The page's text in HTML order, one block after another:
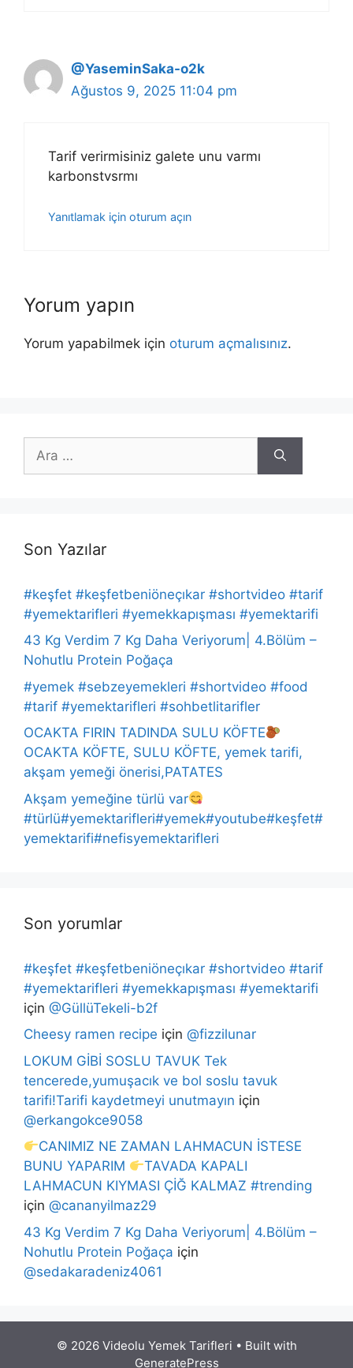
@YaseminSaka-o2k
Ağustos 9, 2025 11:04 pm
Tarif verirmisiniz galete unu varmı
karbonstvsrmı
Yanıtlamak için oturum açın
Yorum yapın
Yorum yapabilmek için oturum açmalısınız.
ara
Son Yazılar
#keşfet #keşfetbeniöneçıkar #shortvideo #tarif
#yemektarifleri #yemekkapışması #yemektarifi
43 Kg Verdim 7 Kg Daha Veriyorum| 4.Bölüm –
Nohutlu Protein Poğaça
#yemek #sebzeyemekleri #shortvideo #food
#tarif #yemektarifleri #sohbetlitarifler
OCAKTA FIRIN TADINDA SULU KÖFTE
OCAKTA KÖFTE, SULU KÖFTE, yemek tarifi,
akşam yemeği önerisi,PATATES
Akşam yemeğine türlü var
#türlü#yemektarifleri#yemek#youtube#keşfet#
yemektarifi#nefisyemektarifleri
Son yorumlar
#keşfet #keşfetbeniöneçıkar #shortvideo #tarif
#yemektarifleri #yemekkapışması #yemektarifi
için @GüllüTekeli-b2f
Cheesy ramen recipe için @fizzilunar
LOKUM GİBİ SOSLU TAVUK Tek
tencerede,yumuşacık ve bol soslu tavuk
tarifi!Tarifi kaydetmeyi unutmayın için
@erkangokce9058
CANIMIZ NE ZAMAN LAHMACUN İSTESE
BUNU YAPARIM
TAVADA KAPALI
LAHMACUN KIYMASI ÇİĞ KALMAZ #trending
için @cananyilmaz29
43 Kg Verdim 7 Kg Daha Veriyorum| 4.Bölüm –
Nohutlu Protein Poğaça için
@sedakaradeniz4061
© 2026 Videolu Yemek Tarifleri • Built with
GeneratePress